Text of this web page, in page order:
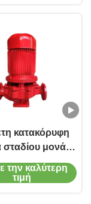
κατακόρυφη
σταδίου μονάχα
αντλία
την καλύτερη
τιμή